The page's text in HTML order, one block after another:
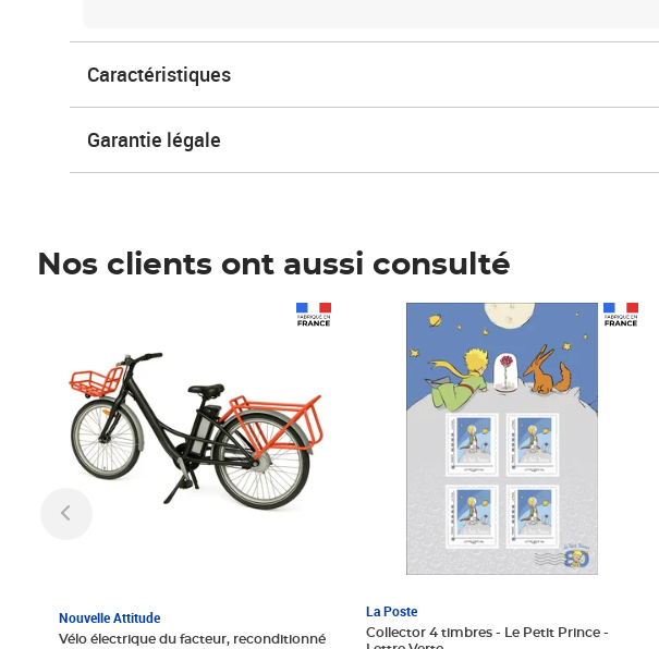
Caractéristiques
Garantie légale
Nos clients ont aussi consulté
Nouvelle Attitude
Vélo électrique du facteur, reconditionné
La Poste
Collector 4 timbres - Le Petit Prince -
Prix 6,25€ HT